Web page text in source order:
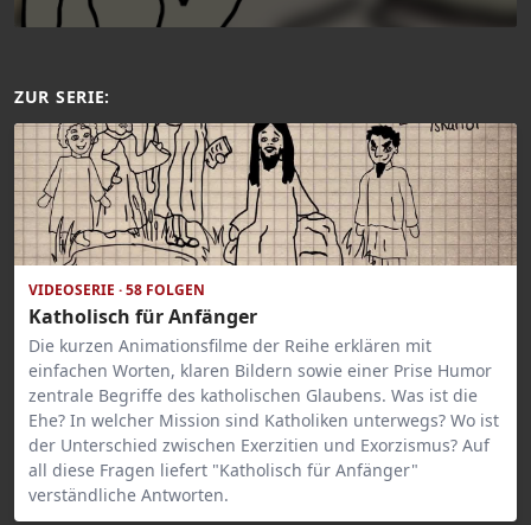
ZUR SERIE:
VIDEOSERIE · 58 FOLGEN
Katholisch für Anfänger
Die kurzen Animationsfilme der Reihe erklären mit
einfachen Worten, klaren Bildern sowie einer Prise Humor
zentrale Begriffe des katholischen Glaubens. Was ist die
Ehe? In welcher Mission sind Katholiken unterwegs? Wo ist
der Unterschied zwischen Exerzitien und Exorzismus? Auf
all diese Fragen liefert "Katholisch für Anfänger"
verständliche Antworten.